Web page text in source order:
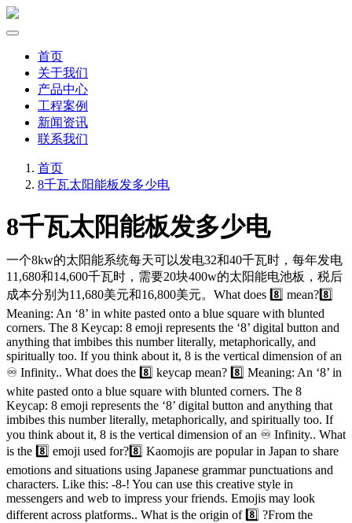
首页
关于我们
产品中心
工程案例
新闻资讯
联系我们
首页
8千瓦太阳能板发多少电
8千瓦太阳能板发多少电
一个8kw的太阳能系统每天可以发电32和40千瓦时，每年发电
11,680和14,600千瓦时，需要20块400w的太阳能电池板，税后
成本分别为11,680美元和16,800美元。What does 8️⃣ mean?8️⃣
Meaning: An ‘8’ in white pasted onto a blue square with blunted
corners. The 8️ Keycap: 8 emoji represents the ‘8’ digital button and
anything that imbibes this number literally, metaphorically, and
spiritually too. If you think about it, 8️ is the vertical dimension of an
♾️ Infinity.. What does the 8️⃣ keycap mean? 8️⃣ Meaning: An ‘8’ in
white pasted onto a blue square with blunted corners. The 8️
Keycap: 8 emoji represents the ‘8’ digital button and anything that
imbibes this number literally, metaphorically, and spiritually too. If
you think about it, 8️ is the vertical dimension of an ♾️ Infinity.. What
is the 8️⃣ emoji used for?8️⃣ Kaomojis are popular in Japan to share
emotions and situations using Japanese grammar punctuations and
characters. Like this: -8-! You can use this creative style in
messengers and web to impress your friends. Emojis may look
different across platforms.. What is the origin of 8️⃣ ?From the